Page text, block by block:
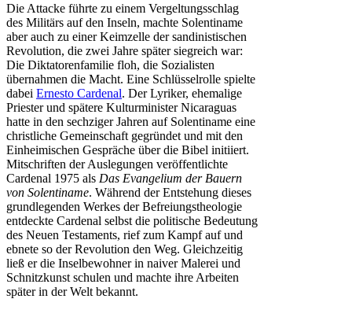
Die Attacke führte zu einem Vergeltungsschlag
des Militärs auf den Inseln, machte Solentiname
aber auch zu einer Keimzelle der sandinistischen
Revolution, die zwei Jahre später siegreich war:
Die Diktatorenfamilie floh, die Sozialisten
übernahmen die Macht. Eine Schlüsselrolle spielte
dabei Ernesto Cardenal. Der Lyriker, ehemalige
Priester und spätere Kulturminister Nicaraguas
hatte in den sechziger Jahren auf Solentiname eine
christliche Gemeinschaft gegründet und mit den
Einheimischen Gespräche über die Bibel initiiert.
Mitschriften der Auslegungen veröffentlichte
Cardenal 1975 als Das Evangelium der Bauern
von Solentiname. Während der Entstehung dieses
grundlegenden Werkes der Befreiungstheologie
entdeckte Cardenal selbst die politische Bedeutung
des Neuen Testaments, rief zum Kampf auf und
ebnete so der Revolution den Weg. Gleichzeitig
ließ er die Inselbewohner in naiver Malerei und
Schnitzkunst schulen und machte ihre Arbeiten
später in der Welt bekannt.